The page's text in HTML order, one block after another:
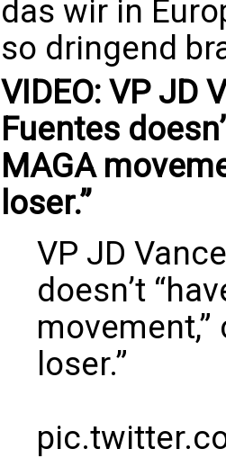
das wir in
so dringend
VIDEO: VP JD
Fuentes
MAGA
loser.”
VP JD
doesn’t
loser.”